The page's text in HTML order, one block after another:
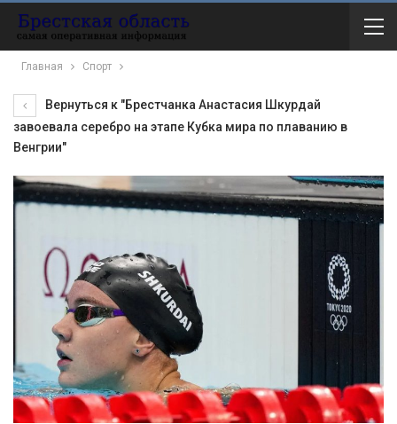
Главная Спорт
Вернуться к "Брестчанка Анастасия Шкурдай
завоевала серебро на этапе Кубка мира по плаванию в
Венгрии"